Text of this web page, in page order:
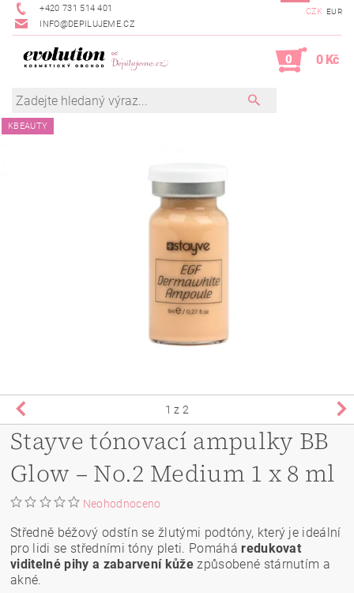
+420 731 514 401
INFO@DEPILUJEME.CZ
CZK EUR
0 0 Kč
KBEAUTY
1 z 2
Stayve tónovací ampulky BB
Glow – No.2 Medium 1 x 8 ml
Neohodnoceno
Středně béžový odstín se žlutými podtóny, který je ideální
pro lidi se středními tóny pleti. Pomáhá redukovat
viditelné pihy a zabarvení kůže způsobené stárnutím a
akné.